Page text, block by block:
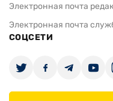
Электронная почта
Электронная почта
СОЦСЕТИ